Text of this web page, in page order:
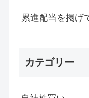
累進配当を掲げ
カテゴリー